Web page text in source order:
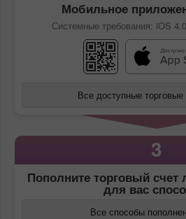
Мобильное
Системные требования: iOS
Все доступные
3
Пополните торговый
для вас
Все способы